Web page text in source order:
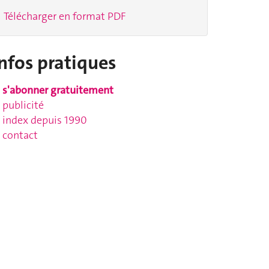
Télécharger en format PDF
pratiques
s'abonner gratuitement
publicité
index depuis 1990
contact